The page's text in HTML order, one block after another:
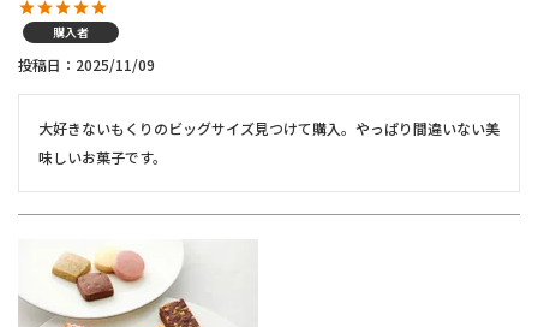
購入者
投稿日 2025/11/09
大好きないもくりのビッグサイズ見つけて購入。やっぱり間違いない美
味しいお菓子です。